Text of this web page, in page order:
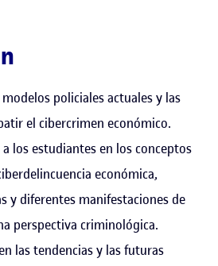
policiales actuales y las
el cibercrimen económico.
los estudiantes en los conceptos
económica,
y diferentes manifestaciones de
perspectiva criminológica.
las tendencias y las futuras